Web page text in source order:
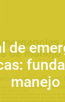
de
manejo